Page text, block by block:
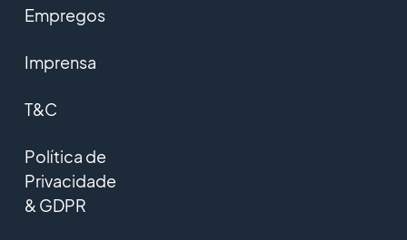
Empregos
Imprensa
T&C
Política de
Privacidade
& GDPR